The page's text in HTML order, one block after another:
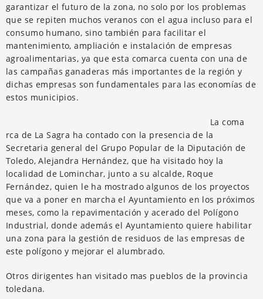
garantizar el futuro de la zona, no solo por los problemas
que se repiten muchos veranos con el agua incluso para el
consumo humano, sino también para facilitar el
mantenimiento, ampliación e instalación de empresas
agroalimentarias, ya que esta comarca cuenta con una de
las campañas ganaderas más importantes de la región y
dichas empresas son fundamentales para las economías de
estos municipios.
La coma
rca de La Sagra ha contado con la presencia de la
Secretaria general del Grupo Popular de la Diputación de
Toledo, Alejandra Hernández, que ha visitado hoy la
localidad de Lominchar, junto a su alcalde, Roque
Fernández, quien le ha mostrado algunos de los proyectos
que va a poner en marcha el Ayuntamiento en los próximos
meses, como la repavimentación y acerado del Polígono
Industrial, donde además el Ayuntamiento quiere habilitar
una zona para la gestión de residuos de las empresas de
este polígono y mejorar el alumbrado.
Otros dirigentes han visitado mas pueblos de la provincia
toledana.